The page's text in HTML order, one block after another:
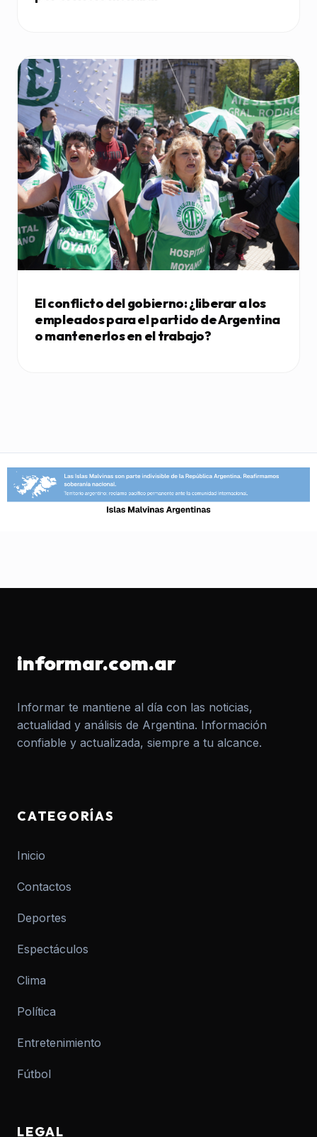
El conflicto del gobierno: ¿liberar a los
empleados para el partido de Argentina
o mantenerlos en el trabajo?
informar.com.ar
Informar te mantiene al día con las noticias,
actualidad y análisis de Argentina. Información
confiable y actualizada, siempre a tu alcance.
CATEGORÍAS
Inicio
Contactos
Deportes
Espectáculos
Clima
Política
Entretenimiento
Fútbol
LEGAL